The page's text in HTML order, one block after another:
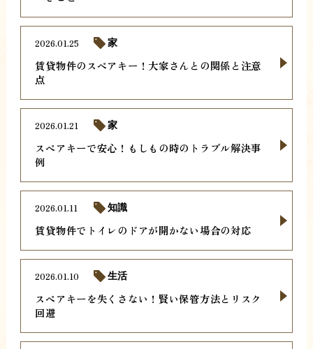
賃貸物件のスペアキー！大家さんとの関係と注意
点
2026.01.25 家
スペアキーで安心！もしもの時のトラブル解決事
例
2026.01.21 家
賃貸物件でトイレのドアが開かない場合の対応
2026.01.11 知識
スペアキーを失くさない！賢い保管方法とリスク
回避
2026.01.10 生活